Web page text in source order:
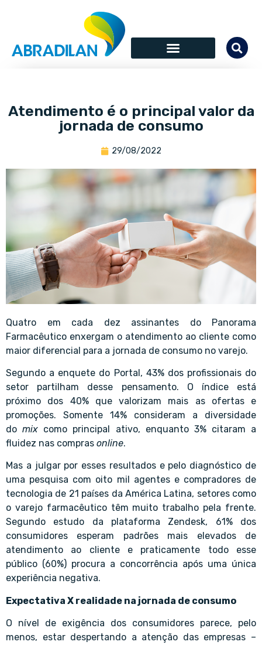
Atendimento é o principal valor da
jornada de consumo
29/08/2022
Quatro em cada dez assinantes do Panorama
Farmacêutico enxergam o atendimento ao cliente como
maior diferencial para a jornada de consumo no varejo.
Segundo a enquete do Portal, 43% dos profissionais do
setor partilham desse pensamento. O índice está
próximo dos 40% que valorizam mais as ofertas e
promoções. Somente 14% consideram a diversidade
domix como principal ativo, enquanto 3% citaram a
fluidez nas compras online.
Mas a julgar por esses resultados e pelo diagnóstico de
uma pesquisa com oito mil agentes e compradores de
tecnologia de 21 países da América Latina, setores como
o varejo farmacêutico têm muito trabalho pela frente.
Segundo estudo da plataforma Zendesk, 61% dos
consumidores esperam padrões mais elevados de
atendimento ao cliente e praticamente todo esse
público (60%) procura a concorrência após uma única
experiência negativa.
Expectativa X realidade na jornada de consumo
O nível de exigência dos consumidores parece, pelo
menos, estar despertando a atenção das empresas –